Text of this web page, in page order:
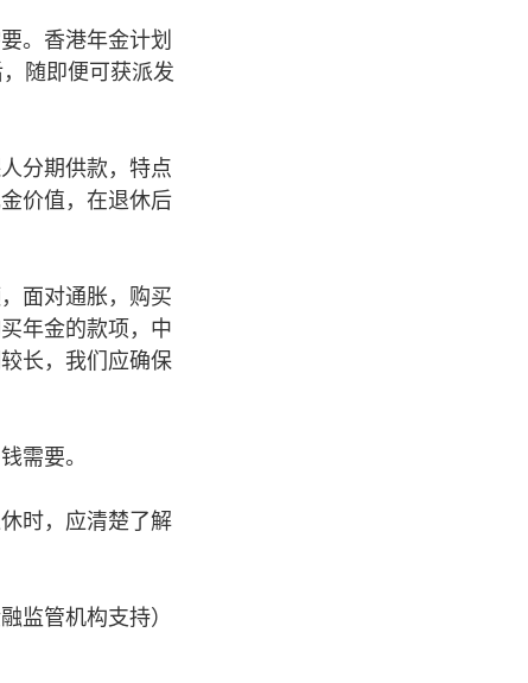
。香港年金计划
随即便可获派发
分期供款，特点
价值，在退休后
面对通胀，购买
年金的款项，中
长，我们应确保
需要。
时，应清楚了解
监管机构支持）